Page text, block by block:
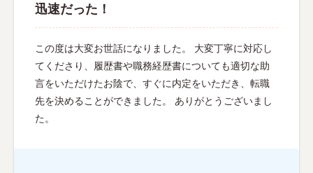
迅速だった！
この度は大変お世話になりました。 大変丁寧に対応し
てくださり、履歴書や職務経歴書についても適切な助
言をいただけたお陰で、すぐに内定をいただき、転職
先を決めることができました。 ありがとうございまし
た。